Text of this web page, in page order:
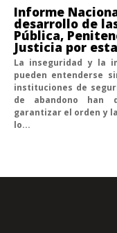
Informe
desarrollo de
Pública,
Justicia por
La inseguridad y la
pueden entenderse
instituciones de
de abandono han
garantizar el orden y
lo...